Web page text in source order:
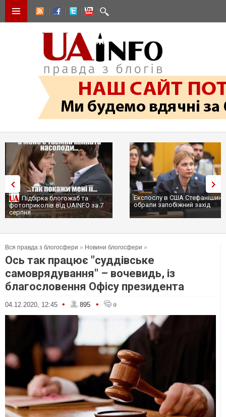
Підбірка блогожаб та
фотоприколів від UAINFO за 7
серпня
Експослу в США Стефанішиній
обрали запобіжний захід
Вся правда з блогосфери » Новини блогосфери »
Ось так працює "суддівське
самоврядування" – вочевидь, із
благословення Офісу президента
04.12.2020, 12:45 • 895 • 0